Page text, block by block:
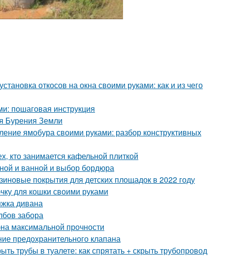
откосов на окна своими руками: как и из чего
пошаговая инструкция
Бурения Земли
ямобура своими руками: разбор конструктивных
занимается кафельной плиткой
и ванной и выбор бордюра
покрытия для детских площадок в 2022 году
для кошки своими руками
дивана
забора
максимальной прочности
предохранительного клапана
трубы в туалете: как спрятать + скрыть трубопровод